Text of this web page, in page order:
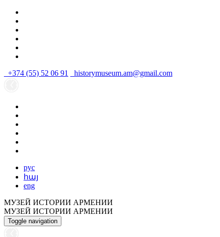
+374 (55) 52 06 91 historymuseum.am@gmail.com
рус
հայ
eng
МУЗЕЙ ИСТОРИИ АРМЕНИИ
МУЗЕЙ ИСТОРИИ АРМЕНИИ
Toggle navigation